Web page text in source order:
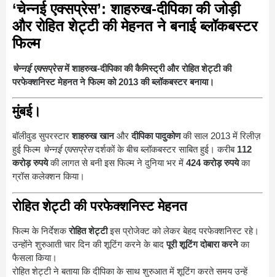
‘चेन्नई एक्सप्रेस’: शाहरुख-दीपिका की जोड़ी
और रोहित शेट्टी की मेहनत ने बनाई ब्लॉकबस्टर
फिल्म
चेन्नई एक्सप्रेसमें शाहरुख-दीपिका की कैमिस्ट्री और रोहित शेट्टी की
परफेक्शनिस्ट मेहनत ने फिल्म को 2013 की ब्लॉकबस्टर बनाया।
मुंबई।
बॉलीवुड सुपरस्टारशाहरुख खानऔरदीपिका पादुकोणकी साल 2013 में रिलीज़
हुई फिल्म चेन्नई एक्सप्रेसदर्शकों के बीच ब्लॉकबस्टर साबित हुई। करीब 112
करोड़ रुपयेकी लागत से बनी इस फिल्म ने दुनिया भर में 424 करोड़ रुपयेका
ग्रॉस कलेक्शन किया।
रोहित शेट्टी की परफेक्शनिस्ट मेहनत
फिल्म के निर्देशकरोहित शेट्टीइस प्रोजेक्ट को लेकर बेहद परफेक्शनिस्ट रहे।
उन्होंने शुरुआती चार दिन की शूटिंग करने के बादपूरी शूटिंग दोबारा करनेका
फैसला किया।
रोहित शेट्टी ने बताया कि दीपिका के साथ शुरुआत में शूटिंग करते समय उन्हें